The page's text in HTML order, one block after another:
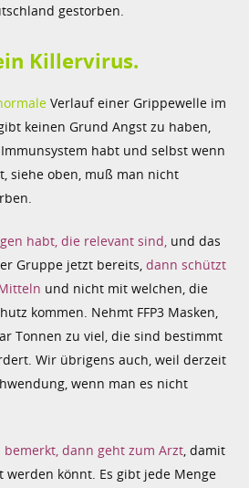
gestorben.
Killervirus.
Verlauf einer Grippewelle im
keinen Grund Angst zu haben,
habt und selbst wenn
siehe oben, muß man nicht
habt, die relevant sind, und das
Gruppe jetzt bereits,dann schützt
und nicht mit welchen, die
kommen. Nehmt FFP3 Masken,
Tonnen zu viel, die sind bestimmt
Wir übrigens auch, weil derzeit
wenn man es nicht
dann geht zum Arzt, damit
könnt. Es gibt jede Menge